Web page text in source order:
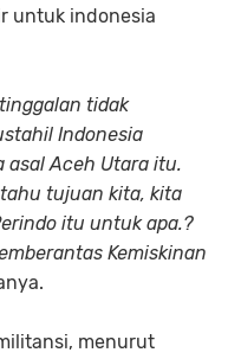
untuk indonesia
tidak
Indonesia
asal Aceh Utara itu.
tujuan kita, kita
itu untuk apa.?
Kemiskinan
menurut